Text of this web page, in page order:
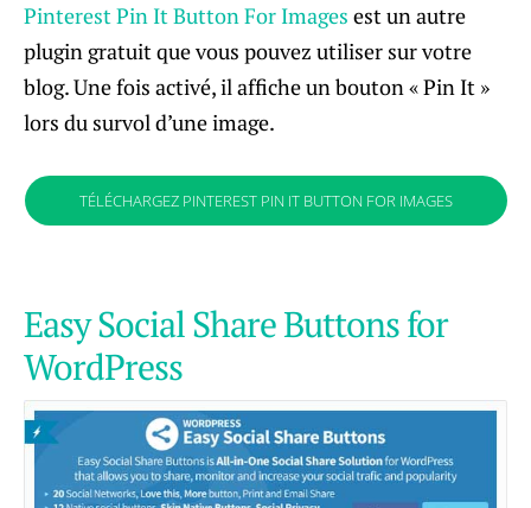
Pinterest Pin It Button For Images est un autre
plugin gratuit que vous pouvez utiliser sur votre
blog. Une fois activé, il affiche un bouton « Pin It »
lors du survol d’une image.
TÉLÉCHARGEZ PINTEREST PIN IT BUTTON FOR IMAGES
Easy Social Share Buttons for
WordPress